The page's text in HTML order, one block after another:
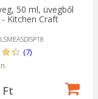
50 ml, üvegből
Kitchen Craft
(7)
Ft